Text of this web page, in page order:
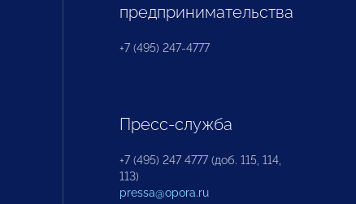
предпринимательства
+7 (495) 247-4777
Пресс-служба
+7 (495) 247 4777 (доб. 115, 114,
113)
pressa@opora.ru